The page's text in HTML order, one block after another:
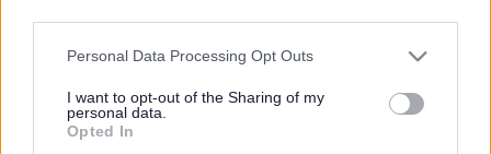
Please note that this website/app uses one or more Google
not limited to your visit or usage behaviour. You may click to
grant or deny consent to Google and its third-party tags to
use your data for below specified purposes in below Google
Personal Data Processing Opt Outs
I want to opt-out of the Sharing of my
personal data.
Opted In
Ar ôl i’r Swyddfa Gartref gytuno ar adolygiadau, cânt eu
cyhoeddi a byddant ar gael ar-lein.
Mae ADD yn adolygiad o’r amgylchiadau lle mae marwolaeth
person sy’n 16 oed neu’n hŷn wedi deillio, neu’n ôl pob golwg
wedi deillio, o ganlyniad i drais, camdriniaeth neu esgeulustod